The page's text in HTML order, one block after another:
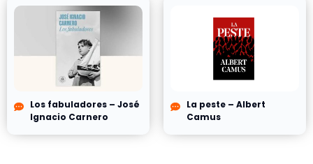
Los fabuladores – José
Ignacio Carnero
La peste – Albert
Camus